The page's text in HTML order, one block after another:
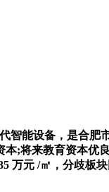
智能设备，是合肥
;将来教育资本优
万元 /㎡，分歧板